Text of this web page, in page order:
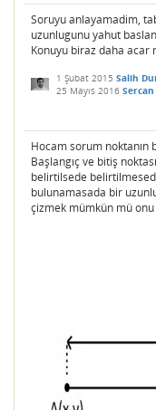
Soruyu anlayamadim,
uzunlugunu yahut
Konuyu biraz daha acar
1 Şubat 2015 Salih
25 Mayıs 2016 Sercan
Hocam sorum
Başlangıç ve bitiş
belirtilsede
bulunamasada bir
çizmek mümkün mü